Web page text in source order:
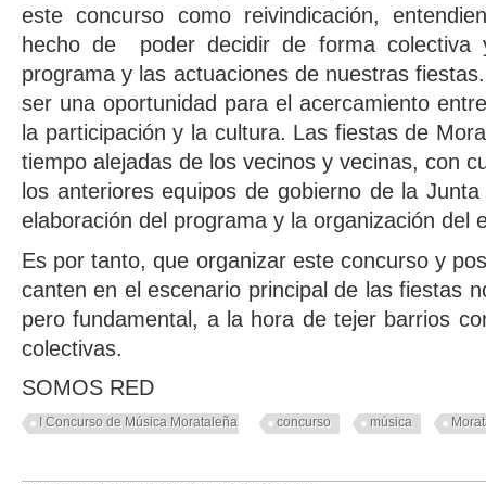
este concurso como reivindicación,
hecho de poder decidir de forma colectiva
programa y las actuaciones de nuestras
ser una oportunidad para el acercamiento
la participación y la cultura. Las fiestas de
tiempo alejadas de los vecinos y vecinas, con
los anteriores equipos de gobierno de la
elaboración del programa y la organización del
Es por tanto, que organizar este concurso y
canten en el escenario principal de las fiestas
pero fundamental, a la hora de tejer barrios
colectivas.
SOMOS RED
I Concurso de Música Morataleña concurso música